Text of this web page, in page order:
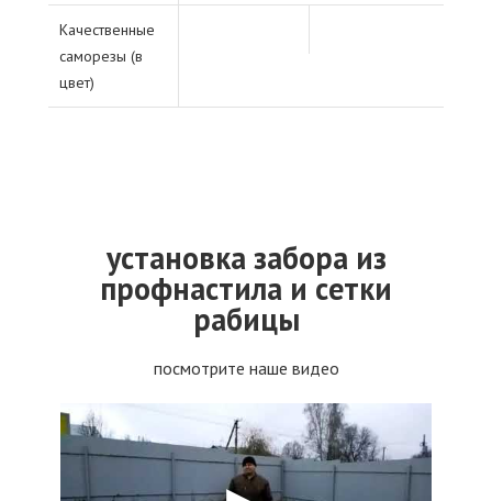
Качественные
саморезы (в
цвет)
установка забора из
профнастила и сетки
рабицы
посмотрите наше видео